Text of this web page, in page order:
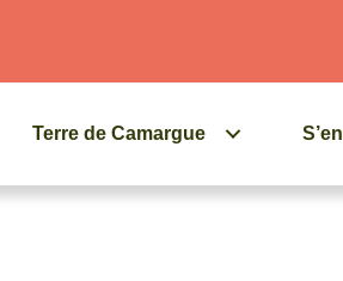
Terre de Camargue